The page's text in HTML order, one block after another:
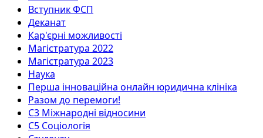
Вступник ФСП
Деканат
Кар'єрні можливості
Магістратура 2022
Магістратура 2023
Наука
Перша інноваційна онлайн юридична клініка
Разом до перемоги!
С3 Міжнародні відносини
С5 Соціологія